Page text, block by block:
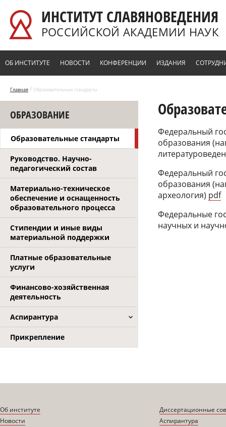
ИНСТИТУТ СЛАВЯНОВЕДЕНИЯ
РОССИЙСКОЙ АКАДЕМИИ НАУК
ОБ ИНСТИТУТЕ НОВОСТИ КОНФЕРЕНЦИИ ИЗДАНИЯ
Главная / Образовательные стандарты
ОБРАЗОВАНИЕ
Образовательные стандарты
Руководство. Научно-
педагогический состав
Материально-техническое
обеспечение и оснащенность
образовательного процесса
Стипендии и иные виды
материальной поддержки
Платные образовательные
услуги
Финансово-хозяйственная
деятельность
Аспирантура
Прикрепление
Федеральный
образования
Федеральный
образования
археология) pdf
Федеральные
научных и
Об институте
Новости
Диссертационные
Аспирантура